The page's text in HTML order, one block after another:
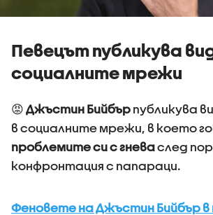
Певецът публикува
социалните мрежи
😡 Джъстин Бийбър публикува
в социалните мрежи, в което
проблемите си с гневаслед
конфронтация с папараци.
Феновете на Джъстин Бийбър в